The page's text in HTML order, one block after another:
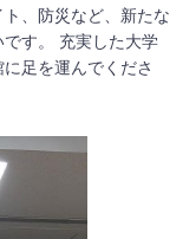
、防災など、新たな
す。 充実した大学
足を運んでくださ